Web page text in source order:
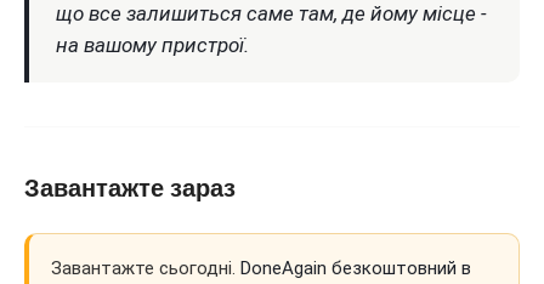
що все залишиться саме там, де йому місце -
на вашому пристрої.
Завантажте зараз
Завантажте сьогодні. DoneAgain безкоштовний в